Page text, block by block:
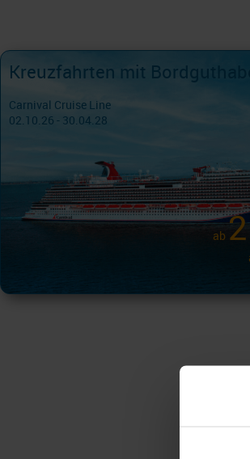
Kreuzfahrten mit
Carnival Cruise Line
02.10.26 - 30.04.28
ab